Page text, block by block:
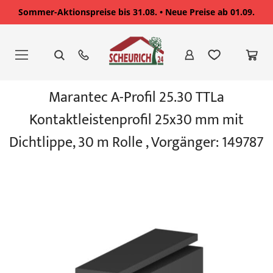
Sommer-Aktionspreise bis 31.08. • Neue Preise ab 01.09.
springen
Bildgalerie
springen
Marantec A-Profil 25.30 TTLa
Kontaktleistenprofil 25x30 mm mit
Dichtlippe, 30 m Rolle , Vorgänger: 149787